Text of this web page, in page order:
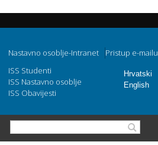
Hrvatski
English
Nastavno osoblje-Intranet
Pristup e-mailu
ISS Studenti
ISS Nastavno osoblje
ISS Obavijesti
Obrazac pretraživanja